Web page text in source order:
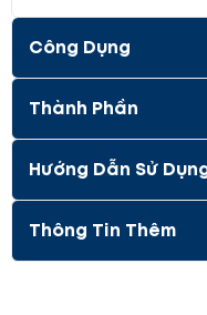
Bộ dầu gội
nhưng lại bán
theo tiêu
lượng hông
Nhật.
nên hay có
là lựa chọn
Trị sạch gàu
bao giờ có
3. THÀNH PHẦN:
Công Dụng
Thành Phần
Hướng Dẫn Sử
Thông Tin Thêm